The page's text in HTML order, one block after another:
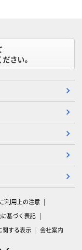
さい。
ご利用上の注意
基づく表記
関する表示 会社案内